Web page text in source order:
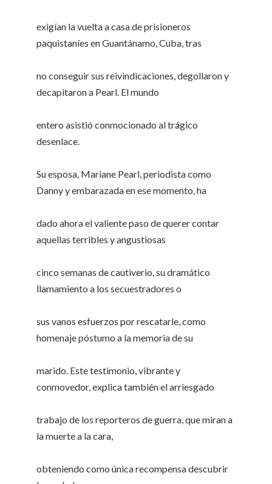
exigían la vuelta a casa de prisioneros
paquistaníes en Guantánamo, Cuba, tras
no conseguir sus reivindicaciones, degollaron y
decapitaron a Pearl. El mundo
entero asistió conmocionado al trágico
desenlace.
Su esposa, Mariane Pearl, periodista como
Danny y embarazada en ese momento, ha
dado ahora el valiente paso de querer contar
aquellas terribles y angustiosas
cinco semanas de cautiverio, su dramático
llamamiento a los secuestradores o
sus vanos esfuerzos por rescatarle, como
homenaje póstumo a la memoria de su
marido. Este testimonio, vibrante y
conmovedor, explica también el arriesgado
trabajo de los reporteros de guerra, que miran a
la muerte a la cara,
obteniendo como única recompensa descubrir